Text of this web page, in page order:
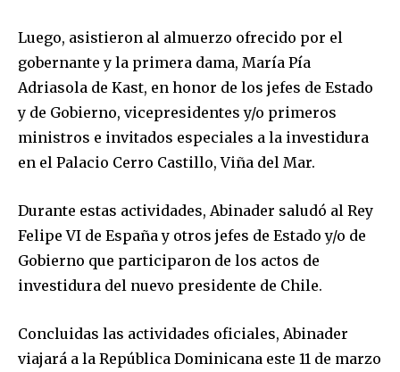
Luego, asistieron al almuerzo ofrecido por el
gobernante y la primera dama, María Pía
Adriasola de Kast, en honor de los jefes de Estado
y de Gobierno, vicepresidentes y/o primeros
ministros e invitados especiales a la investidura
en el Palacio Cerro Castillo, Viña del Mar.
Durante estas actividades, Abinader saludó al Rey
Felipe VI de España y otros jefes de Estado y/o de
Gobierno que participaron de los actos de
investidura del nuevo presidente de Chile.
Concluidas las actividades oficiales, Abinader
viajará a la República Dominicana este 11 de marzo